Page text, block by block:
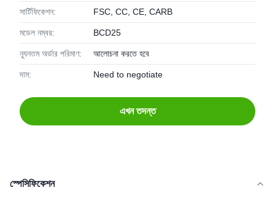
সার্টিফিকেশন: FSC, CC, CE, CARB
মডেল নম্বর: BCD25
ন্যূনতম অর্ডার পরিমাণ: আলোচনা করতে হবে
দাম: Need to negotiate
এখন তদন্ত
স্পেসিফিকেশন